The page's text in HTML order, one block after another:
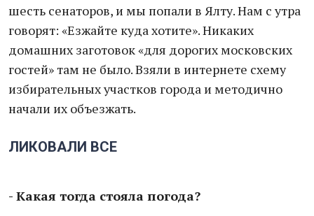
шесть сенаторов, и мы попали в Ялту. Нам с утра
говорят: «Езжайте куда хотите». Никаких
домашних заготовок «для дорогих московских
гостей» там не было. Взяли в интернете схему
избирательных участков города и методично
начали их объезжать.
ЛИКОВАЛИ ВСЕ
- Какая тогда стояла погода?